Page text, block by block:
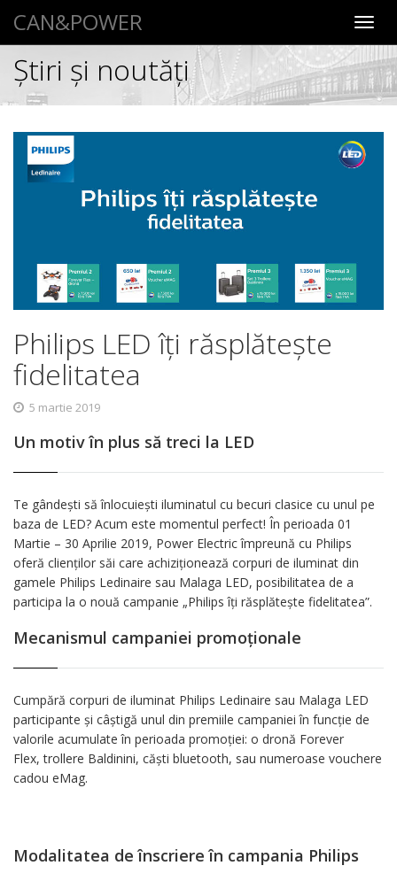
CAN&POWER
Știri şi noutăţi
Philips LED îţi răsplăteşte
fidelitatea
5 martie 2019
Un motiv în plus să treci la LED
Te gândești să înlocuiești iluminatul cu becuri clasice cu unul pe
baza de LED? Acum este momentul perfect! În perioada 01
Martie – 30 Aprilie 2019, Power Electric împreună cu Philips
oferă clienților săi care achiziționează corpuri de iluminat din
gamele Philips Ledinaire sau Malaga LED, posibilitatea de a
participa la o nouă campanie „Philips îți răsplătește fidelitatea”.
Mecanismul campaniei promoționale
Cumpără corpuri de iluminat Philips Ledinaire sau Malaga LED
participante și câștigă unul din premiile campaniei în funcție de
valorile acumulate în perioada promoției: o dronă Forever
Flex, trollere Baldinini, căști bluetooth, sau numeroase vouchere
cadou eMag.
Modalitatea de înscriere în campania Philips